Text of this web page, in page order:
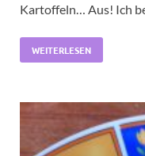
Kartoffeln… Aus! Ich
WEITERLESEN